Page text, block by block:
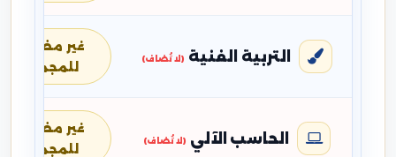
التربية الفنية (لا تُضاف)
غير مضافة
للمجموع
الحاسب الآلي (لا تُضاف)
غير مضافة
للمجموع